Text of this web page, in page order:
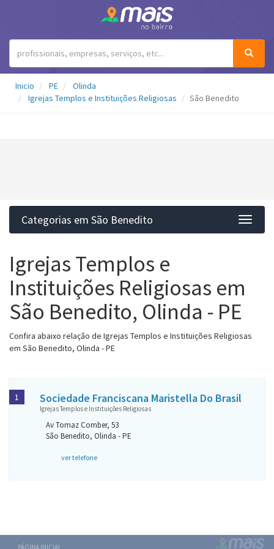
Inicio PE
Olinda
Igrejas Templos e Instituições Religiosas
São Benedito
Categorias em São Benedito
Igrejas Templos e
Instituições Religiosas em
São Benedito, Olinda - PE
Confira abaixo relação de Igrejas Templos e Instituições Religiosas
em São Benedito, Olinda - PE
Sociedade Franciscana Maristella Do Brasil
Igrejas Templos e Instituições Religiosas
Av Tomaz Comber, 53
São Benedito, Olinda - PE
ver telefone
1
PÁGINA INICIAL